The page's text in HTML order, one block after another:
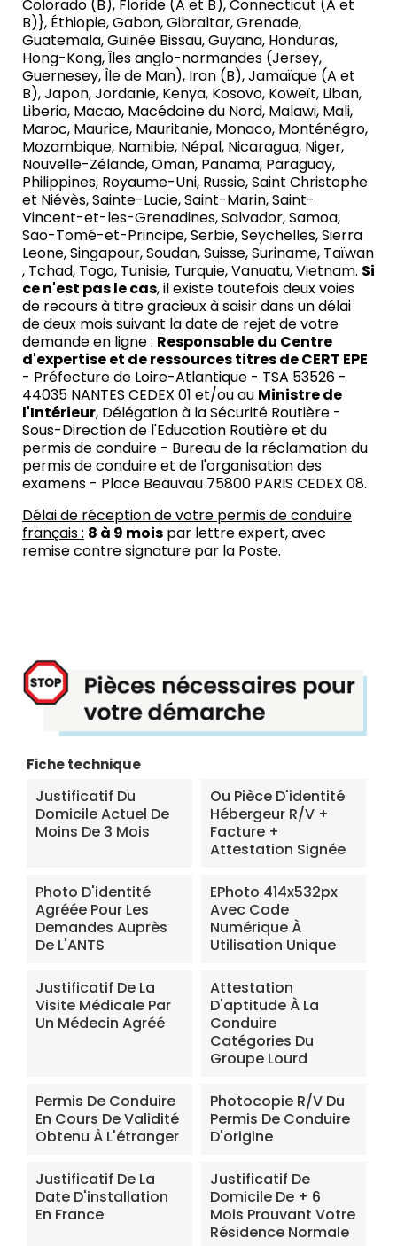
Colorado (B), Floride (A et B), Connecticut (A et
B)}, Éthiopie, Gabon, Gibraltar, Grenade,
Guatemala, Guinée Bissau, Guyana, Honduras,
Hong-Kong, Îles anglo-normandes (Jersey,
Guernesey, Île de Man), Iran (B), Jamaïque (A et
B), Japon, Jordanie, Kenya, Kosovo, Koweït, Liban,
Liberia, Macao, Macédoine du Nord, Malawi, Mali,
Maroc, Maurice, Mauritanie, Monaco, Monténégro,
Mozambique, Namibie, Népal, Nicaragua, Niger,
Nouvelle-Zélande, Oman, Panama, Paraguay,
Philippines, Royaume-Uni, Russie, Saint Christophe
et Niévès, Sainte-Lucie, Saint-Marin, Saint-
Vincent-et-les-Grenadines, Salvador, Samoa,
Sao-Tomé-et-Principe, Serbie, Seychelles, Sierra
Leone, Singapour, Soudan, Suisse, Suriname, Taïwan
, Tchad, Togo, Tunisie, Turquie, Vanuatu, Vietnam. Si
ce n'est pas le cas, il existe toutefois deux voies
de recours à titre gracieux à saisir dans un délai
de deux mois suivant la date de rejet de votre
demande en ligne : Responsable du Centre
d'expertise et de ressources titres de CERT EPE
- Préfecture de Loire-Atlantique - TSA 53526 -
44035 NANTES CEDEX 01 et/ou au Ministre de
l'Intérieur, Délégation à la Sécurité Routière -
Sous-Direction de l'Education Routière et du
permis de conduire - Bureau de la réclamation du
permis de conduire et de l'organisation des
examens - Place Beauvau 75800 PARIS CEDEX 08.
Délai de réception de votre permis de conduire
français : 8 à 9 mois par lettre expert, avec
remise contre signature par la Poste.
Fiche technique
Justificatif Du
Domicile Actuel De
Moins De 3 Mois
Ou Pièce D'identité
Hébergeur R/V +
Facture +
Attestation Signée
Photo D'identité
Agréée Pour Les
Demandes Auprès
De L'ANTS
EPhoto 414x532px
Avec Code
Numérique À
Utilisation Unique
Justificatif De La
Visite Médicale Par
Un Médecin Agréé
Attestation
D'aptitude À La
Conduire
Catégories Du
Groupe Lourd
Permis De Conduire
En Cours De Validité
Obtenu À L'étranger
Photocopie R/V Du
Permis De Conduire
D'origine
Justificatif De La
Date D'installation
En France
Justificatif De
Domicile De + 6
Mois Prouvant Votre
Résidence Normale